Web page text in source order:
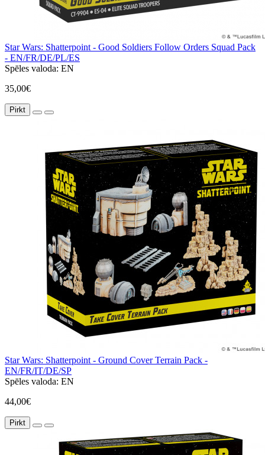
Star Wars: Shatterpoint - Good Soldiers Follow Orders Squad Pack
- EN/FR/DE/PL/ES
Spēles valoda: EN
35,00€
Pirkt
Star Wars: Shatterpoint - Ground Cover Terrain Pack -
EN/FR/IT/DE/SP
Spēles valoda: EN
44,00€
Pirkt